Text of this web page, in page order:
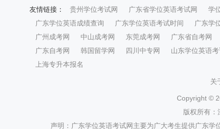
友情链接： 贵州学位考试网 广东省学位英语考试网
学
广东学位英语成绩查询
广东学位英语考试时间
广东学
广州成考网
中山成考网 东莞成考网
广东省自考网
广东自考网
韩国留学网 四川中专网
山东学位英语
上海专升本报名
关
Copyright ©
版权所有
声明：广东学位英语考试网主要为广大考生提供广东